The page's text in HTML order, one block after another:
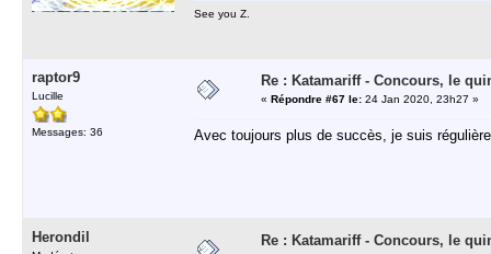
See you Z.
raptor9
Lucille
Messages: 36
Re : Katamariff - Concours, le
« Répondre #67 le: 24 Jan 2020, 23h27 »
Avec toujours plus de succès, je suis
Herondil Re : Katamariff - Concours, le